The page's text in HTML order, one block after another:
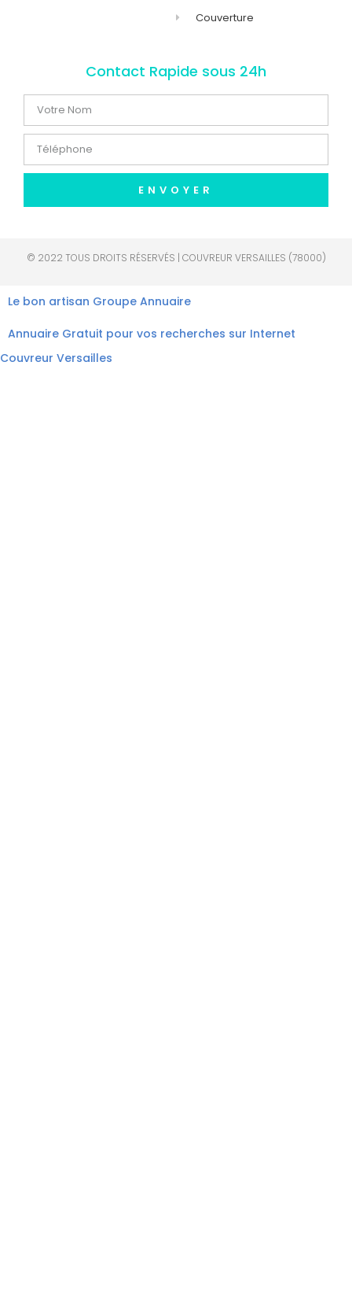
Couverture
Contact Rapide sous 24h
ENVOYER
© 2022 TOUS DROITS RÉSERVÉS | COUVREUR VERSAILLES (78000)
Le bon artisan Groupe Annuaire
Annuaire Gratuit pour vos recherches sur Internet
Couvreur Versailles